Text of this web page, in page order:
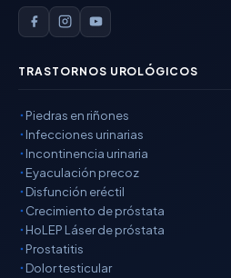
TRASTORNOS UROLÓGICOS
Piedras en riñones
Infecciones urinarias
Incontinencia urinaria
Eyaculación precoz
Disfunción eréctil
Crecimiento de próstata
HoLEP Láser de próstata
Prostatitis
Dolor testicular